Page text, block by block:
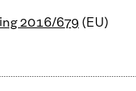
2016/679 (EU)